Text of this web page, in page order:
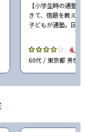
【小学生時の通塾
きて、宿題を教え
子どもが通塾。回
4.0
60代 / 東京都 男性